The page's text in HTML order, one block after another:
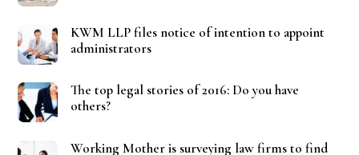
KWM LLP files notice of intention to appoint
administrators
The top legal stories of 2016: Do you have
others?
Working Mother is surveying law firms to find